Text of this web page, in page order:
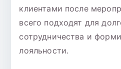
клиентами после
всего подходят для
сотрудничества и
лояльности.